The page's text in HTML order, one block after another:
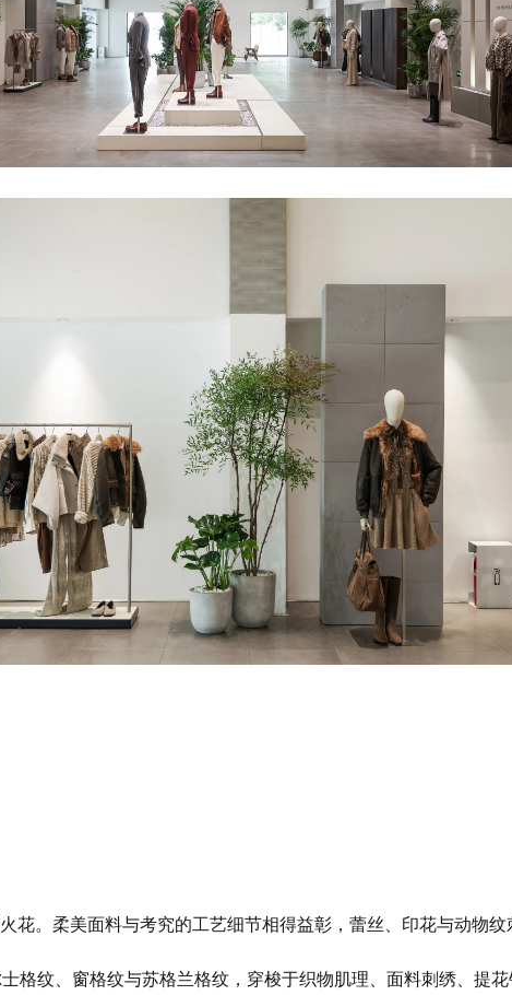
花。柔美面料与考究的工艺细节相得益彰，蕾丝、印花与动物纹
格纹、窗格纹与苏格兰格纹，穿梭于织物肌理、面料刺绣、提花